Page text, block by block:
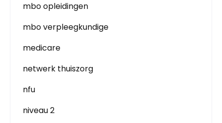
mbo opleidingen
mbo verpleegkundige
medicare
netwerk thuiszorg
nfu
niveau 2